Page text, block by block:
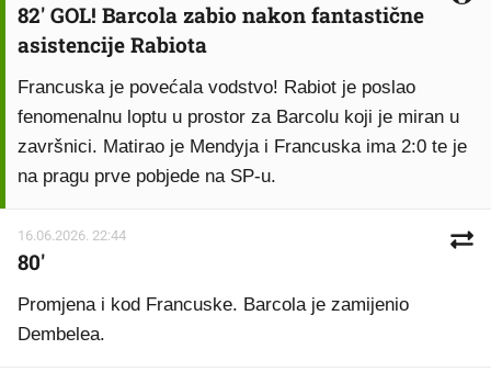
82' GOL! Barcola zabio nakon fantastične
asistencije Rabiota
Francuska je povećala vodstvo! Rabiot je poslao
fenomenalnu loptu u prostor za Barcolu koji je miran u
završnici. Matirao je Mendyja i Francuska ima 2:0 te je
na pragu prve pobjede na SP-u.
16.06.2026. 22:44
80'
Promjena i kod Francuske. Barcola je zamijenio
Dembelea.